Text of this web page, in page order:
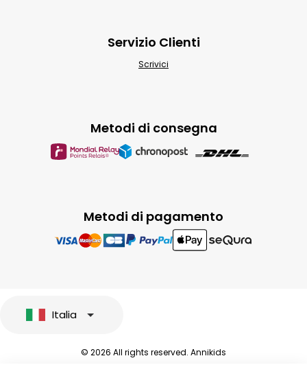
Metodi di pagamento
Metodi di consegna
Servizio Clienti
Scrivici
Italia
© 2026 All rights reserved. Annikids